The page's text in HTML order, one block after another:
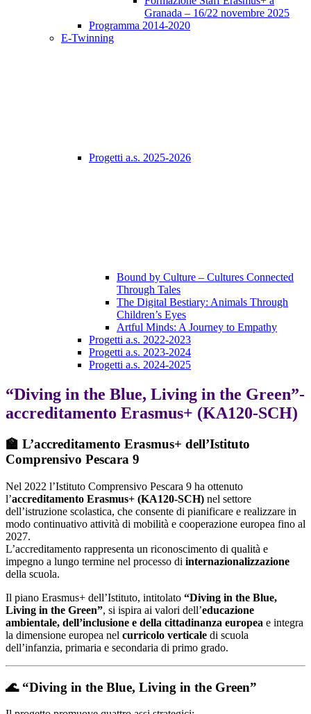
Granada – 16/22 novembre 2025
Programma 2014-2020
E-Twinning
Progetti a.s. 2025-2026
Bound by Culture – Cultures Connected
Through Tales
The Digital Bestiary: Animals Through
Children’s Eyes
Artful Minds: A Journey to Empathy
Progetti a.s. 2022-2023
Progetti a.s. 2023-2024
Progetti a.s. 2024-2025
“Diving in the Blue, Living in the Green”-
accreditamento Erasmus+ (KA120-SCH)
🏫 L’accreditamento Erasmus+ dell’Istituto
Comprensivo Pescara 9
Nel 2022 l’Istituto Comprensivo Pescara 9 ha ottenuto
l’accreditamento Erasmus+ (KA120-SCH) nel settore
dell’istruzione scolastica, che consente di pianificare e realizzare in
modo continuativo attività di mobilità e cooperazione europea fino al
2027.
L’accreditamento rappresenta un riconoscimento di qualità e
impegno a lungo termine nel processo di internazionalizzazione
della scuola.
Il piano Erasmus+ dell’Istituto, intitolato “Diving in the Blue,
Living in the Green”, si ispira ai valori dell’educazione
ambientale, dell’inclusione e della cittadinanza europea e integra
la dimensione europea nel curricolo verticale di scuola
dell’infanzia, primaria e secondaria di primo grado.
🌊 “Diving in the Blue, Living in the Green”